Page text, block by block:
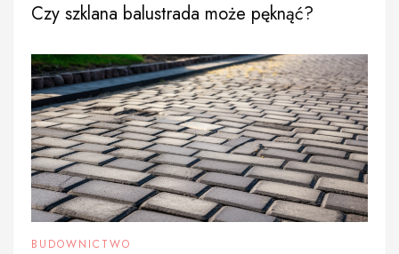
Czy szklana balustrada może pęknąć?
BUDOWNICTWO